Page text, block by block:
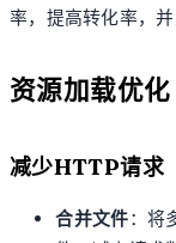
率，提高转化率，并
资源加载优化
减少HTTP请求
合并文件：将